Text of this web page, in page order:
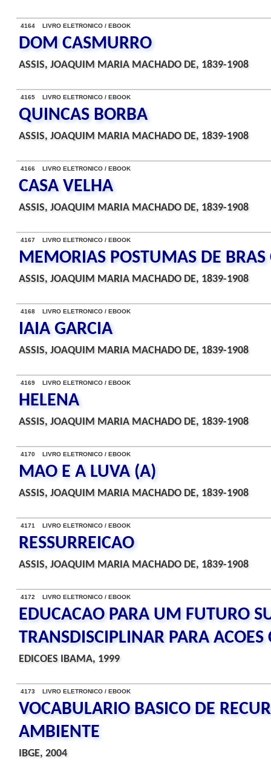
4164 LIVRO ELETRONICO / EBOOK
DOM CASMURRO
ASSIS, JOAQUIM MARIA MACHADO DE, 1839-1908
4165 LIVRO ELETRONICO / EBOOK
QUINCAS BORBA
ASSIS, JOAQUIM MARIA MACHADO DE, 1839-1908
4166 LIVRO ELETRONICO / EBOOK
CASA VELHA
ASSIS, JOAQUIM MARIA MACHADO DE, 1839-1908
4167 LIVRO ELETRONICO / EBOOK
MEMORIAS POSTUMAS DE BRAS
ASSIS, JOAQUIM MARIA MACHADO DE, 1839-1908
4168 LIVRO ELETRONICO / EBOOK
IAIA GARCIA
ASSIS, JOAQUIM MARIA MACHADO DE, 1839-1908
4169 LIVRO ELETRONICO / EBOOK
HELENA
ASSIS, JOAQUIM MARIA MACHADO DE, 1839-1908
4170 LIVRO ELETRONICO / EBOOK
MAO E A LUVA (A)
ASSIS, JOAQUIM MARIA MACHADO DE, 1839-1908
4171 LIVRO ELETRONICO / EBOOK
RESSURREICAO
ASSIS, JOAQUIM MARIA MACHADO DE, 1839-1908
4172 LIVRO ELETRONICO / EBOOK
EDUCACAO PARA UM FUTURO
TRANSDISCIPLINAR PARA
EDICOES IBAMA, 1999
4173 LIVRO ELETRONICO / EBOOK
VOCABULARIO BASICO DE
AMBIENTE
IBGE, 2004